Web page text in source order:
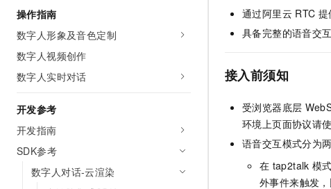
操作指南
数字人形象及音色定制
数字人视频创作
数字人实时对话
开发参考
开发指南
SDK参考
数字人对话-云渲染
通过阿里云 RTC 提
具备完整的语音交
接入前须知
受浏览器底层
环境上页面协议请
语音交互模式分为
在 tap2talk 模
外事件来触发
Qwen3-VL-Plus
大模型服务
千问AI平台-Token Plan NEW
千问AI平台-模型体验
在线体验全尺寸、多种模态的模
安全
中间件
大数据计算
媒体服务
企业服务与云通信
网络
可观测
上云与迁云
企业出海
AI 产品 免费试用
140+云产品 免费试用
大模型ACA认证体验
助力企业全员 AI 认知与能力提升
畅捷通
Tableau 订阅
生态解决方案
行业生态解决方案
AI 开发和 AI 应用解决方案
AI 算法大赛
云开发大赛